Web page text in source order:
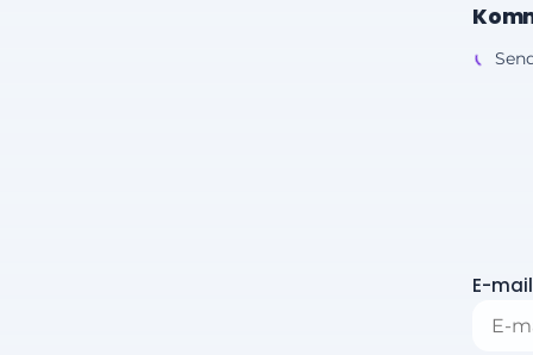
E-mail